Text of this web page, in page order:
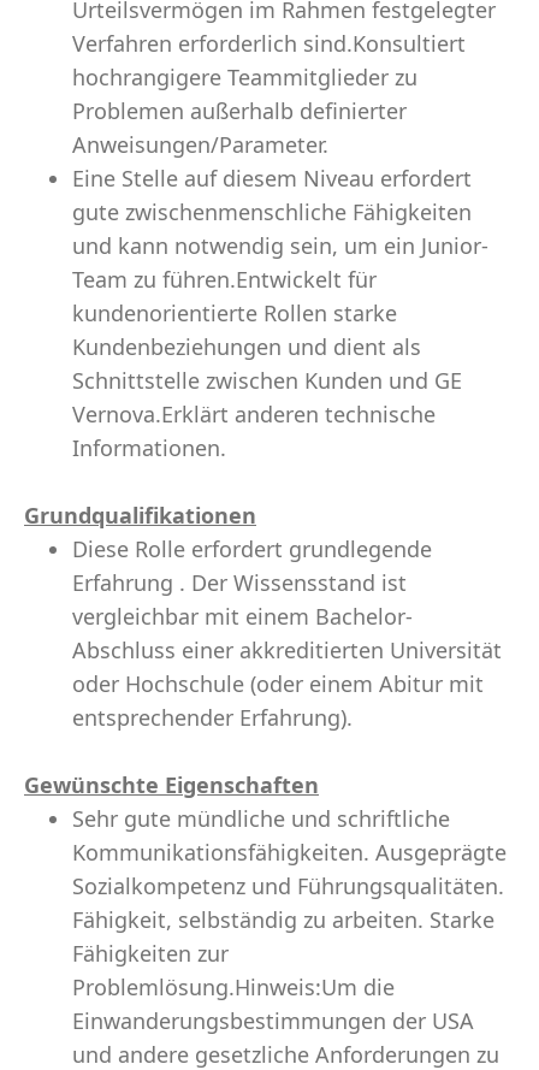
Urteilsvermögen im Rahmen festgelegter
Verfahren erforderlich sind.Konsultiert
hochrangigere Teammitglieder zu
Problemen außerhalb definierter
Anweisungen/Parameter.
Eine Stelle auf diesem Niveau erfordert
gute zwischenmenschliche Fähigkeiten
und kann notwendig sein, um ein Junior-
Team zu führen.Entwickelt für
kundenorientierte Rollen starke
Kundenbeziehungen und dient als
Schnittstelle zwischen Kunden und GE
Vernova.Erklärt anderen technische
Informationen.
Grundqualifikationen
Diese Rolle erfordert grundlegende
Erfahrung . Der Wissensstand ist
vergleichbar mit einem Bachelor-
Abschluss einer akkreditierten Universität
oder Hochschule (oder einem Abitur mit
entsprechender Erfahrung).
Gewünschte Eigenschaften
Sehr gute mündliche und schriftliche
Kommunikationsfähigkeiten. Ausgeprägte
Sozialkompetenz und Führungsqualitäten.
Fähigkeit, selbständig zu arbeiten. Starke
Fähigkeiten zur
Problemlösung.Hinweis:Um die
Einwanderungsbestimmungen der USA
und andere gesetzliche Anforderungen zu